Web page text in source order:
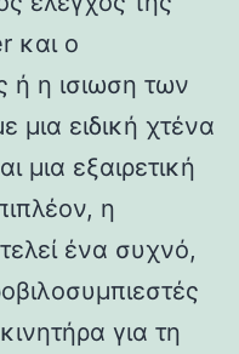
και ο
ή η ισιωση των
μια ειδική χτένα
μια εξαιρετική
η
ένα συχνό,
για τη